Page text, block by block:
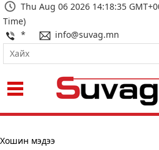
Thu Aug 06 2026 14:18:35
Time)
*
info@suvag.mn
Хошин мэдээ